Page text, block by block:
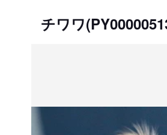
チワワ